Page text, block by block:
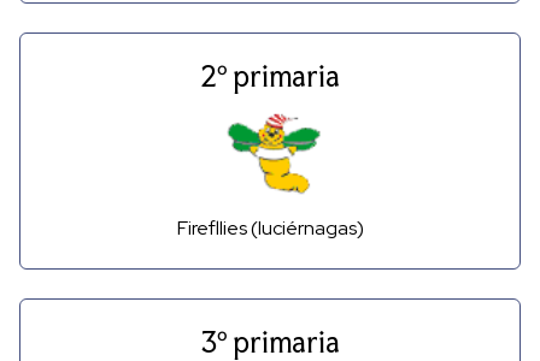
2º primaria
Firefllies (luciérnagas)
3º primaria